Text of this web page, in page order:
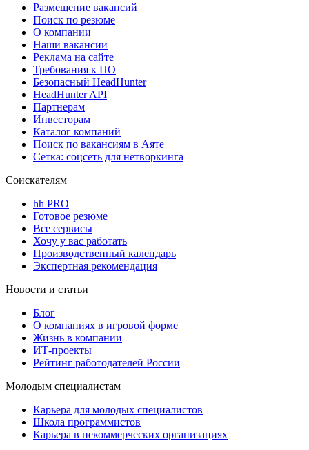
Размещение вакансий
Поиск по резюме
О компании
Наши вакансии
Реклама на сайте
Требования к ПО
Безопасный HeadHunter
HeadHunter API
Партнерам
Инвесторам
Каталог компаний
Поиск по вакансиям в Аяте
Сетка: соцсеть для нетворкинга
Соискателям
hh PRO
Готовое резюме
Все сервисы
Хочу у вас работать
Производственный календарь
Экспертная рекомендация
Новости и статьи
Блог
О компаниях в игровой форме
Жизнь в компании
ИТ-проекты
Рейтинг работодателей России
Молодым специалистам
Карьера для молодых специалистов
Школа программистов
Карьера в некоммерческих организациях